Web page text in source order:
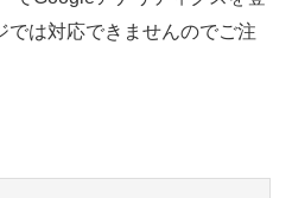
では対応できませんのでご注